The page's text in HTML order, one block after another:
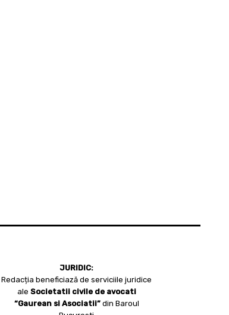
JURIDIC:
Redacția beneficiază de serviciile juridice
ale Societatii civile de avocati
“Gaurean si Asociatii” din Baroul